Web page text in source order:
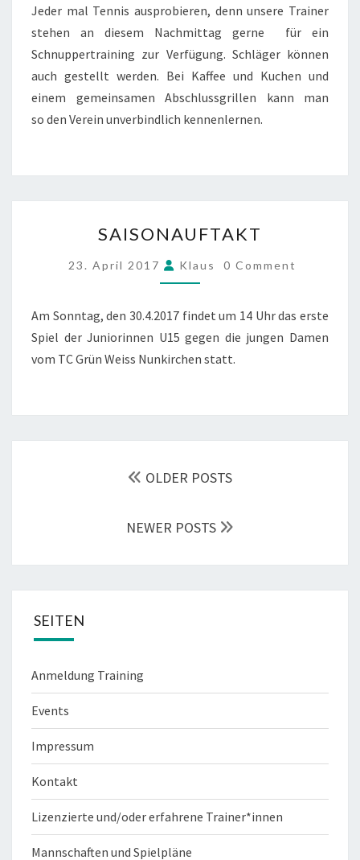
Jeder mal Tennis ausprobieren, denn unsere Trainer
stehen an diesem Nachmittag gerne für ein
Schnuppertraining zur Verfügung. Schläger können
auch gestellt werden. Bei Kaffee und Kuchen und
einem gemeinsamen Abschlussgrillen kann man
so den Verein unverbindlich kennenlernen.
SAISONAUFTAKT
23. April 2017 Klaus COMMENTS
0 Comment
Am Sonntag, den 30.4.2017 findet um 14 Uhr das erste
Spiel der Juniorinnen U15 gegen die jungen Damen
vom TC Grün Weiss Nunkirchen statt.
OLDER POSTS
NEWER POSTS
SEITEN
Anmeldung Training
Events
Impressum
Kontakt
Lizenzierte und/oder erfahrene Trainer*innen
Mannschaften und Spielpläne